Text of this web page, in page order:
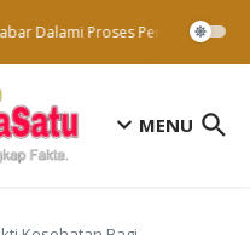
Dalami Proses Penyelidikan
MENU